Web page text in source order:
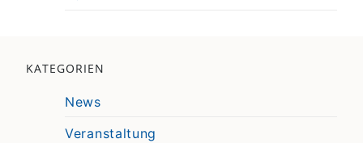
KATEGORIEN
News
Veranstaltung